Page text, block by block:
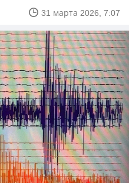
31 марта 2026, 7:07